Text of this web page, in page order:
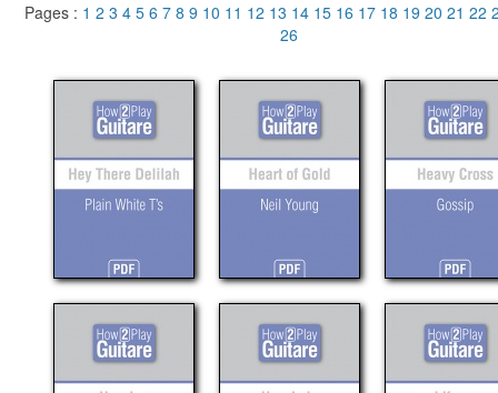
Pages : 1 2 3 4 5 6 7 8 9 10 11 12 13 14 15 16 17 18 19 20 21 22
26